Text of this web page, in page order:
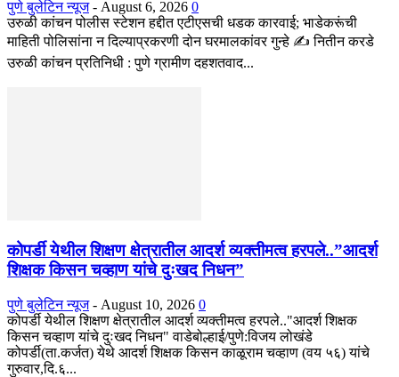
पुणे बुलेटिन न्यूज - August 6, 2026 0
उरुळी कांचन पोलीस स्टेशन हद्दीत एटीएसची धडक कारवाई; भाडेकरूंची
माहिती पोलिसांना न दिल्याप्रकरणी दोन घरमालकांवर गुन्हे ✍️ नितीन करडे
उरुळी कांचन प्रतिनिधी : पुणे ग्रामीण दहशतवाद...
कोपर्डी येथील शिक्षण क्षेत्रातील आदर्श व्यक्तीमत्व हरपले..”आदर्श
शिक्षक किसन चव्हाण यांचे दुःखद निधन”
पुणे बुलेटिन न्यूज - August 10, 2026 0
कोपर्डी येथील शिक्षण क्षेत्रातील आदर्श व्यक्तीमत्व हरपले.."आदर्श शिक्षक
किसन चव्हाण यांचे दुःखद निधन" वाडेबोल्हाई/पुणे:विजय लोखंडे
कोपर्डी(ता.कर्जत) येथे आदर्श शिक्षक किसन काळूराम चव्हाण (वय ५६) यांचे
गुरुवार,दि.६...